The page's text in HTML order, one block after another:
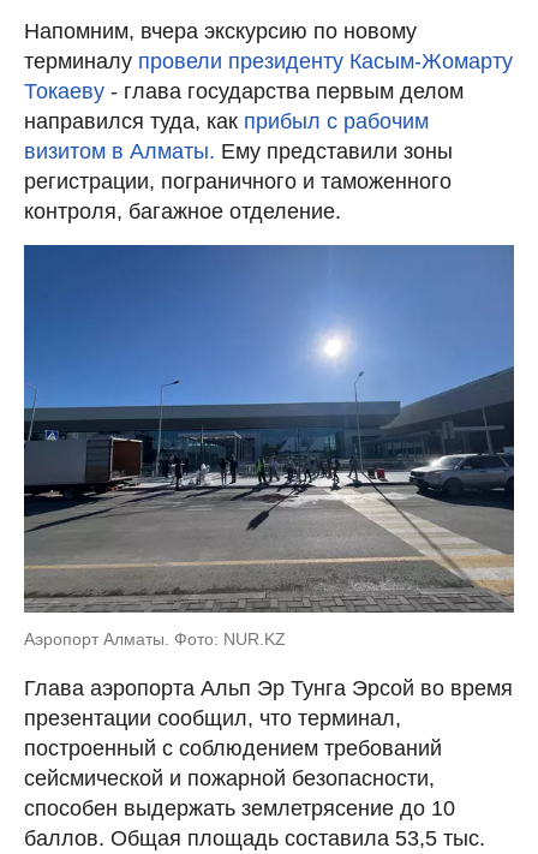
Напомним, вчера экскурсию по новому
терминалу провели президенту Касым-Жомарту
Токаеву - глава государства первым делом
направился туда, как прибыл с рабочим
визитом в Алматы. Ему представили зоны
регистрации, пограничного и таможенного
контроля, багажное отделение.
Аэропорт Алматы. Фото: NUR.KZ
Глава аэропорта Альп Эр Тунга Эрсой во время
презентации сообщил, что терминал,
построенный с соблюдением требований
сейсмической и пожарной безопасности,
способен выдержать землетрясение до 10
баллов. Общая площадь составила 53,5 тыс.